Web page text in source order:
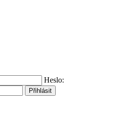
Heslo: